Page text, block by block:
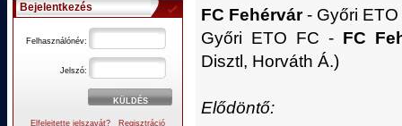
Bejelentkezés
Felhasználónév:
Jelszó:
Elfelejtette jelszavát? Regisztráció
FC Fehérvár- Győri
Győri ETO FC -FC
Disztl, Horváth Á.)
Elődöntő: